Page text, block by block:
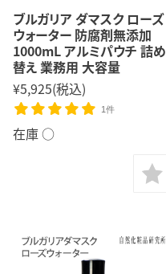
ブルガリア ダマスク ローズ
ウォーター 防腐剤無添加
1000mL アルミパウチ 詰め
替え 業務用 大容量
¥5,925(税込)
1件
在庫 ○